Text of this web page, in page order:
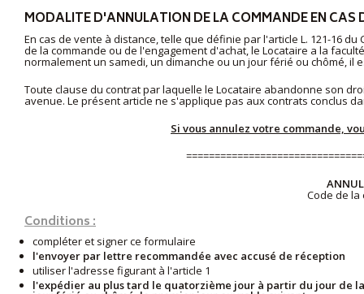
MODALITE D'ANNULATION DE LA COMMANDE EN
En cas de vente à distance, telle que définie par l'article L. 121-16
de la commande ou de l'engagement d'achat, le Locataire a la
normalement un samedi, un dimanche ou un jour férié ou chômé,
Toute clause du contrat par laquelle le Locataire abandonne son
avenue. Le présent article ne s'applique pas aux contrats conclus
Si vous annulez votre commande,
Code de la
Conditions :
compléter et signer ce formulaire
l'envoyer par lettre recommandée avec accusé de réception
utiliser l'adresse figurant à l'article 1
l'expédier au plus tard le quatorzième jour à partir du jour de